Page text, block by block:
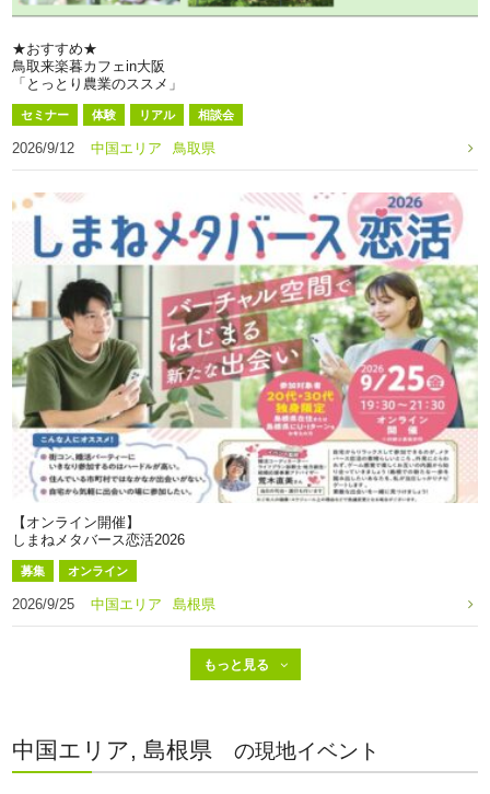
★おすすめ★
鳥取来楽暮カフェin大阪
「とっとり農業のススメ」
セミナー 体験 リアル 相談会
2026/9/12 中国エリア 鳥取県
【オンライン開催】
しまねメタバース恋活2026
募集 オンライン
2026/9/25 中国エリア 島根県
中国エリア, 島根県 の現地イベント